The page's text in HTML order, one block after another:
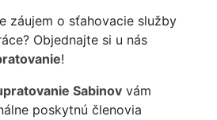
záujem o sťahovacie služby
Objednajte si u nás
!
Sabinov vám
poskytnú členovia